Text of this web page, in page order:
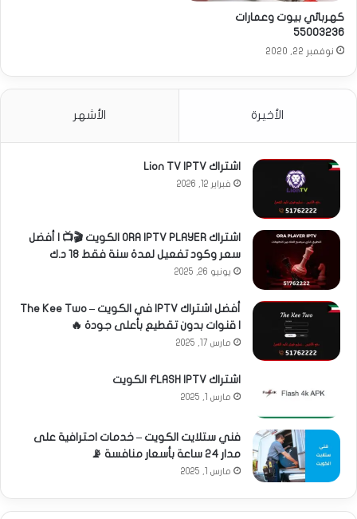
كهربائي بيوت وعمارات
55003236
نوفمبر 22, 2020
الأخيرة الأشهر
اشتراك Lion TV IPTV
فبراير 12, 2026
اشتراك ORA IPTV PLAYER الكويت 🎬📺 | أفضل
سعر وكود تفعيل لمدة سنة فقط 18 د.ك
يونيو 26, 2025
أفضل اشتراك IPTV في الكويت – The Kee Two
| قنوات بدون تقطيع بأعلى جودة 🔥
مارس 17, 2025
اشتراك FLASH IPTV الكويت
مارس 1, 2025
فني ستلايت الكويت – خدمات احترافية على
مدار 24 ساعة بأسعار منافسة 📡
مارس 1, 2025